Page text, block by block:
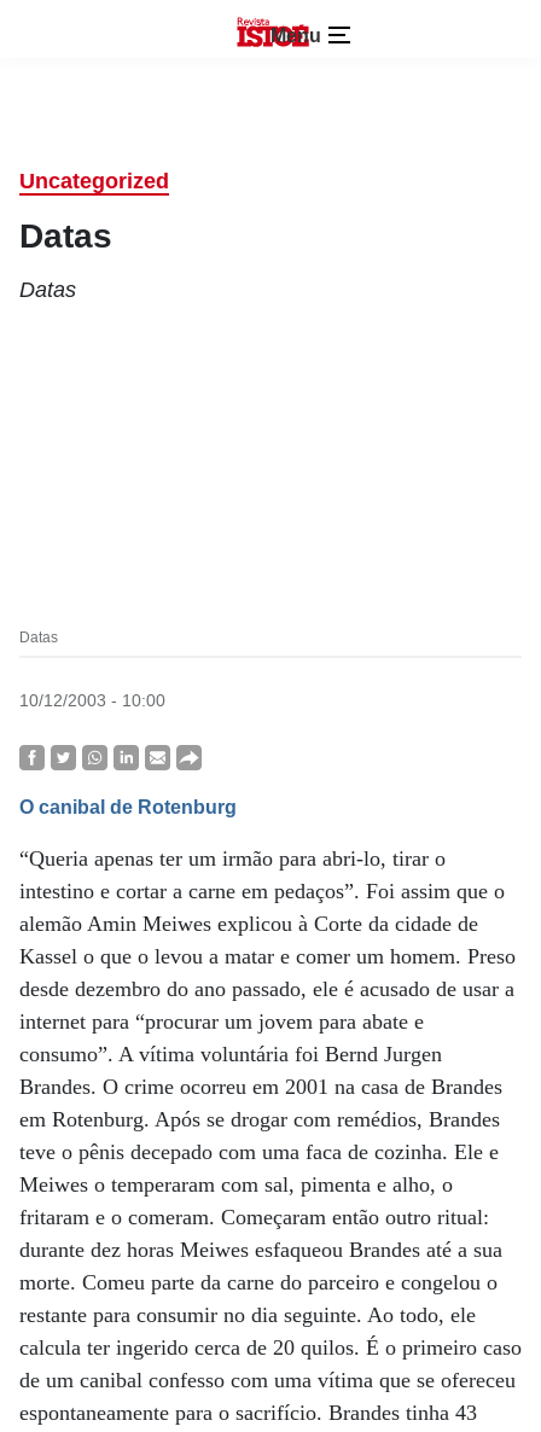
Menu
Uncategorized
Datas
Datas
Datas
10/12/2003 - 10:00
O canibal de Rotenburg
“Queria apenas ter um irmão para abri-lo, tirar o
intestino e cortar a carne em pedaços”. Foi assim que o
alemão Amin Meiwes explicou à Corte da cidade de
Kassel o que o levou a matar e comer um homem. Preso
desde dezembro do ano passado, ele é acusado de usar a
internet para “procurar um jovem para abate e
consumo”. A vítima voluntária foi Bernd Jurgen
Brandes. O crime ocorreu em 2001 na casa de Brandes
em Rotenburg. Após se drogar com remédios, Brandes
teve o pênis decepado com uma faca de cozinha. Ele e
Meiwes o temperaram com sal, pimenta e alho, o
fritaram e o comeram. Começaram então outro ritual:
durante dez horas Meiwes esfaqueou Brandes até a sua
morte. Comeu parte da carne do parceiro e congelou o
restante para consumir no dia seguinte. Ao todo, ele
calcula ter ingerido cerca de 20 quilos. É o primeiro caso
de um canibal confesso com uma vítima que se ofereceu
espontaneamente para o sacrifício. Brandes tinha 43